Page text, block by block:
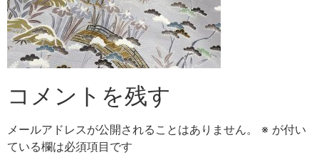
コメントを残す
メールアドレスが公開されることはありません。 ※ が付い
ている欄は必須項目です